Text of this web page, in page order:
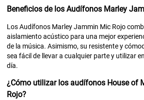
Beneficios de los Audífonos Marley
Los Audífonos Marley Jammin Mic Rojo
aislamiento acústico para una mejor
de la música. Asimismo, su resistente y
sea fácil de llevar a cualquier parte y utilizar
día.
¿Cómo utilizar los audífonos House of
Rojo?